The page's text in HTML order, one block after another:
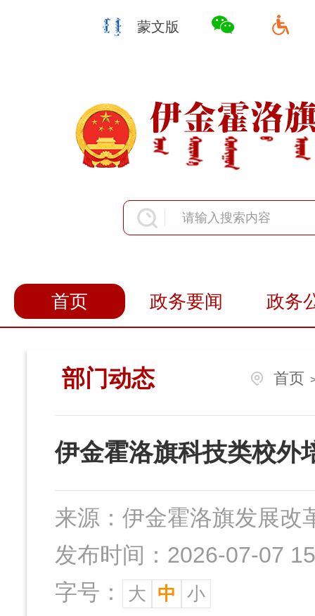
蒙文版
首页 政务要闻
政务
部门动态 首页
伊金霍洛旗科技类校外
来源： 伊金霍洛旗发展改
发布时间：2026-07-07
字号：
大 中 小